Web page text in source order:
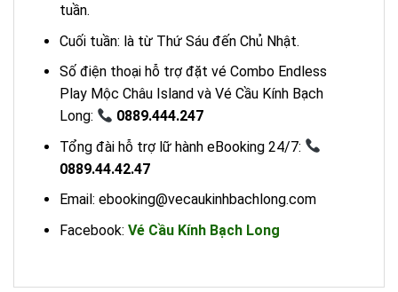
tuần.
Cuối tuần: là từ Thứ Sáu đến Chủ Nhật.
Số điện thoại hỗ trợ đặt vé Combo Endless
Play Mộc Châu Island và Vé Cầu Kính Bạch
Long:
0889.444.247
Tổng đài hỗ trợ lữ hành eBooking 24/7:
0889.44.42.47
Email: ebooking@vecaukinhbachlong.com
Facebook: Vé Cầu Kính Bạch Long